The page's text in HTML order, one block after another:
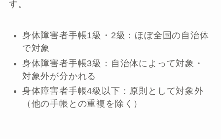
す。
身体障害者手帳1級・2級：ほぼ全国の自治体
で対象
身体障害者手帳3級：自治体によって対象・
対象外が分かれる
身体障害者手帳4級以下：原則として対象外
（他の手帳との重複を除く）